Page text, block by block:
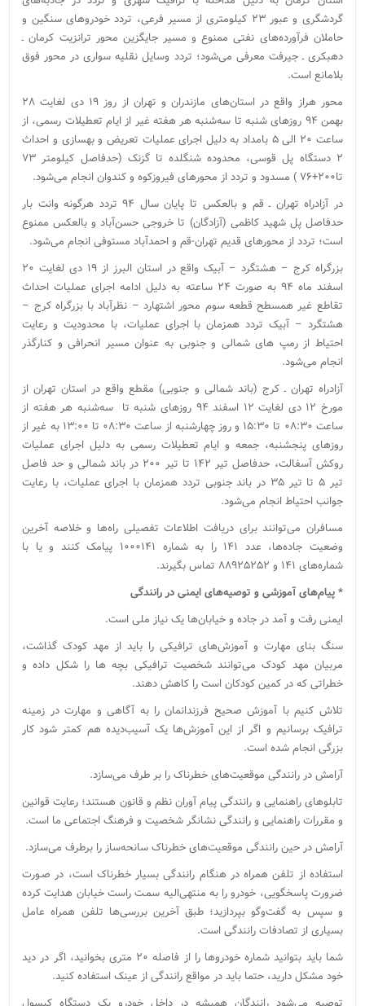
گردشگری و عبور ۲۳ کیلومتری از مسیر فرعی، تردد خودروهای سنگین و
حاملان فرآورده‌های نفتی ممنوع و مسیر جایگزین محور ترانزیت کرمان ـ
دهبکری ـ جیرفت معرفی می‌‌شود؛ تردد وسایل نقلیه سواری در محور فوق
بلامانع است.
محور هراز‌ واقع در استان‌های مازندران و تهران از روز ۱۹ دی لغایت ۲۸
بهمن ۹۴ ‌روزهای شنبه تا سه‌شنبه هر هفته غیر از ایام تعطیلات رسمی، از
ساعت ۲۰ الی ۵ بامداد به دلیل اجرای عملیات تعریض و بهسازی و احداث
۲ دستگاه پل قوسی، محدوده شنگلده تا گزنک (حدفاصل کیلومتر ۷۳
تا۲۰۰+۷۶ ) مسدود و تردد از محورهای فیروزکوه و کندوان انجام می‌شود.
‌در آزادراه تهران ـ قم و بالعکس تا پایان سال ۹۴ تردد هرگونه وانت بار‌‌
حدفاصل پل شهید کاظمی (آزادگان) تا خروجی حسن‌آباد و بالعکس ممنوع
است؛ تردد از محورهای قدیم تهران-قم و احمدآباد مستوفی انجام می‌شود.
بزرگراه کرج – هشتگرد – آبیک واقع در استان البرز ‌‌از ۱۹ دی لغایت ۲۰
اسفند ماه ۹۴ به صورت ۲۴ ساعته به‌ دلیل ادامه اجرای عملیات احداث
تقاطع غیر همسطح قطعه سوم محور اشتهارد – نظرآباد با بزرگراه کرج –
هشتگرد – آبیک‌ تردد همزمان با اجرای عملیات، با محدودیت و رعایت
احتیاط از رمپ های شمالی و جنوبی به عنوان مسیر انحرافی و کنارگذر
انجام می‌شود.
‌آزادراه تهران ـ کرج (‌باند شمالی و جنوبی‌)‌ مقطع واقع در استان تهران‌ از
مورخ ۱۲ دی‌ لغایت ۱۲ اسفند ۹۴ ‌روزهای شنبه تا سه‌شنبه هر هفته ‌از
ساعت ۰۸:۳۰ تا ۱۵:۳۰ و روز چهارشنبه از ساعت ۰۸:۳۰ تا ۱۳:۰۰ به غیر از
روزهای پنجشنبه‌، جمعه و ایام تعطیلات رسمی به دلیل اجرای عملیات
روکش آسفالت، حدفاصل تیر ۱۴۲ تا تیر ۲۰۰ در باند شمالی و حد فاصل
تیر ۵ تا تیر ۳۵ در باند جنوبی‌ تردد همزمان با اجرای عملیات، با رعایت
جوانب احتیاط انجام می‌شود.
مسافران می‌توانند برای دریافت اطلاعات تفصیلی راه‌ها و خلاصه آخرین
وضعیت جاده‌ها، عدد ۱۴۱ را به شماره ۱۰۰۰۱۴۱ پیامک کنند و یا با
شماره‌های ۱۴۱ و ۸۸۹۲۵۲۵۲ تماس بگیرند.
* پیام‌های آموزشی و توصیه‌‌های ایمنی در رانندگی
ایمنی رفت و آمد در جاده و خیابان‌ها یک نیاز ملی است.
سنگ بنای مهارت و آموزش‌های ترافیکی را باید از مهد کودک گذاشت‌،
مربیان‌ مهد کودک می‌توانند شخصیت ترافیکی بچه ها را شکل داده و
خطراتی که در کمین کودکان است را کاهش دهند.
تلاش کنیم با آموزش صحیح فرزندانمان را به آگاهی و مهارت در زمینه
ترافیک برسانیم و اگر از این آموزش‌ها یک آسیب‌دیده هم کمتر شود کار
بزرگی انجام شده است.
آرامش در رانندگی موقعیت‌های خطرناک را بر طرف می‌سازد.
تابلوهای راهنمایی و رانندگی پیام آوران نظم و قانون هستند؛ رعایت قوانین
و مقررات راهنمایی و رانندگی ‌نشانگر شخصیت و فرهنگ اجتماعی ما است.
آرامش در حین رانندگی موقعیت‌های خطرناک سانحه‌ساز را برطرف می‌سازد.
استفاده از تلفن همراه در هنگام رانندگی بسیار خطرناک است، در صـورت
ضرورت پاسخگویی، خودرو را به منتهی‌الیه سمـت راست خیابان هدایت کرده
و سپس به گفت‌‌وگو بپردازید‌؛ طبق آخرین بررسی‌ها‌ تلفن همراه عامل
بسیاری از تصادفات رانندگی است.
شما باید بتوانید شماره خودروها را از فاصله ۲۰ متری بخوانید، اگر در دید
خود مشکل دارید، حتما باید در مواقع رانندگی از عینک استفاده کنید.